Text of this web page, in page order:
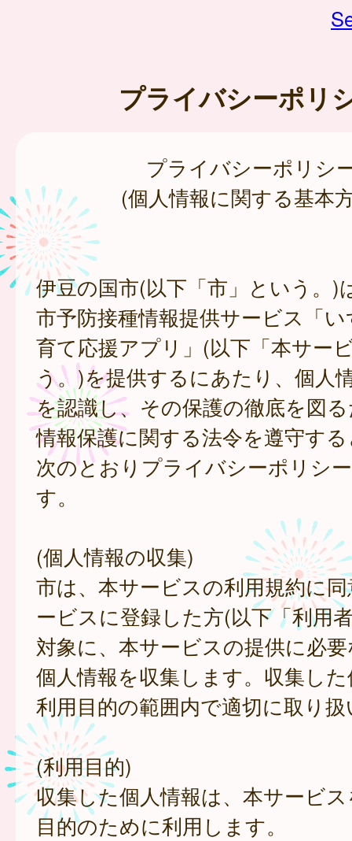
プライバシーポリ
プライバシーポリシ
(個人情報に関する基本
伊豆の国市(以下「市」という。)
市予防接種情報提供サービス「
育て応援アプリ」(以下「本サー
う。)を提供するにあたり、個人
を認識し、その保護の徹底を図
情報保護に関する法令を遵守す
次のとおりプライバシーポリシ
す。
(個人情報の収集)
市は、本サービスの利用規約に
ービスに登録した方(以下「利用
対象に、本サービスの提供に必
個人情報を収集します。収集し
利用目的の範囲内で適切に取り
(利用目的)
収集した個人情報は、本サービ
目的のために利用します。